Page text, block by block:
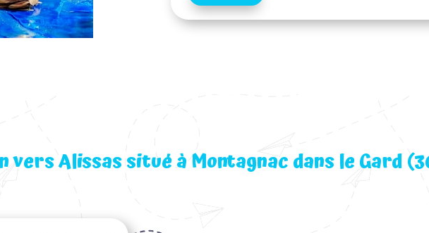
vers Alissas situé à Montagnac dans le Gard